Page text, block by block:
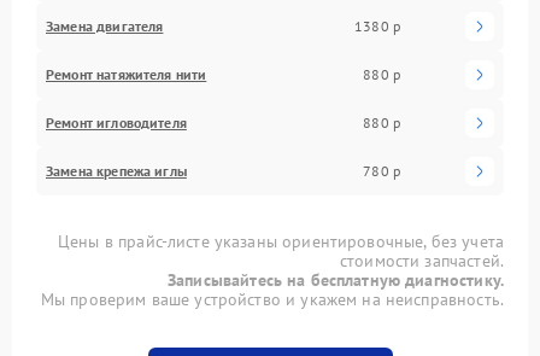
Замена двигателя 1380 р
Ремонт натяжителя нити 880 р
Ремонт игловодителя 880 р
Замена крепежа иглы 780 р
Цены в прайс-листе указаны ориентировочные, без учета
стоимости запчастей.
Записывайтесь на бесплатную диагностику.
Мы проверим ваше устройство и укажем на неисправность.